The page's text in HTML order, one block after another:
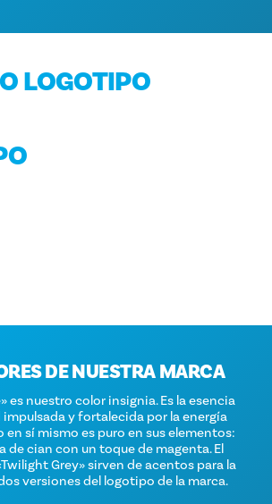
LOGOTIPO
DE NUESTRA MARCA
es nuestro color insignia. Es la esencia
y fortalecida por la energía
en sí mismo es puro en sus elementos:
de cian con un toque de magenta. El
Grey» sirven de acentos para la
versiones del logotipo de la marca.